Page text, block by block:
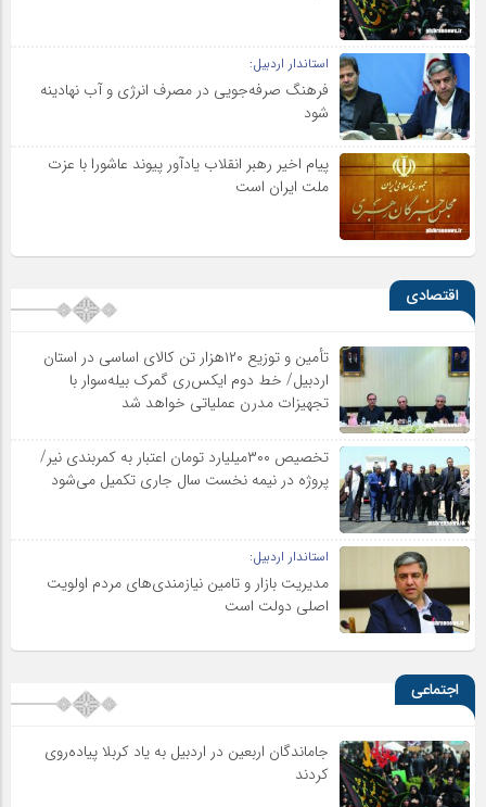
استاندار اردبیل:
فرهنگ صرفه‌جویی در مصرف انرژی و آب نهادینه
شود
پیام اخیر رهبر انقلاب یادآور پیوند عاشورا با عزت
ملت ایران است
اقتصادی
تأمین و توزیع ۱۲۰هزار تن کالای اساسی در استان
اردبیل/ خط دوم ایکس‌ری گمرک بیله‌سوار با
تجهیزات مدرن عملیاتی خواهد شد
تخصیص ۳۰۰میلیارد تومان اعتبار به کمربندی نیر/
پروژه در نیمه نخست سال جاری تکمیل می‌شود
استاندار اردبیل:
مدیریت بازار و تامین نیازمندی‌های مردم اولویت‌
اصلی دولت است
اجتماعی
جاماندگان اربعین در اردبیل به یاد کربلا پیاده‌روی
کردند